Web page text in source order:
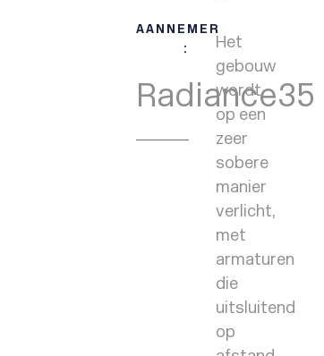
AANNEMER
:
Radiance35
Het
gebouw
wordt
op een
zeer
sobere
manier
verlicht,
met
armaturen
die
uitsluitend
op